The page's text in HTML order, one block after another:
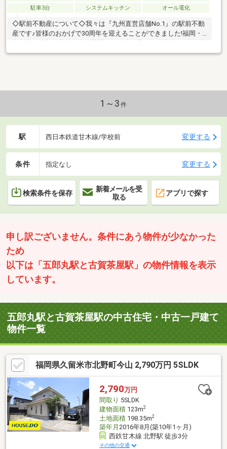
駐車3台
システムキッチン オール電化
◇駅前不動産について◇我々は『九州直営店舗No.1』の駅前不動
産です♪皆様のおかげで30周年を迎えることができました!福岡・
けリビングで光があふれる心地良い住まい♪■久留米ICまで車で4分
の光熱費を削減できます♪いつでもご内覧可能でございます♪是非
お気軽にお問い合わせください！【担当：すぎもと 070-7784-
1～3 件
駅 西日本鉄道甘木線/学校前 変更する
条件 指定なし 変更する
検索条件を保存
新着メールを受
取る
アプリで探す
申し訳ございません。条件にあう物件が少なかった
ため
以下は「五郎丸駅と古賀茶屋駅」の物件情報を表示
しています。
五郎丸駅と古賀茶屋駅の中古住宅・中古一戸建て
物件一覧
福岡県久留米市北野町今山 2,790万円 5SLDK
2,790万円
間取り 5SLDK
建物面積123m2
土地面積198.35m2
築年月 2016年8月(築10年1ヶ月)
西鉄甘木線 北野駅 徒歩3分
その他の交通